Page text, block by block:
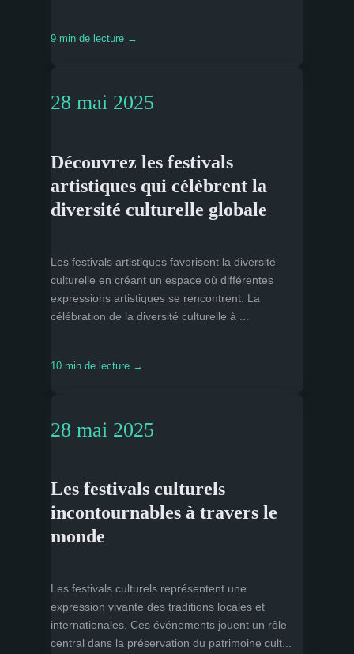
9 min de lecture →
28 mai 2025
Découvrez les festivals
artistiques qui célèbrent la
diversité culturelle globale
Les festivals artistiques favorisent la diversité
culturelle en créant un espace où différentes
expressions artistiques se rencontrent. La
célébration de la diversité culturelle à ...
10 min de lecture →
28 mai 2025
Les festivals culturels
incontournables à travers le
monde
Les festivals culturels représentent une
expression vivante des traditions locales et
internationales. Ces événements jouent un rôle
central dans la préservation du patrimoine cult...